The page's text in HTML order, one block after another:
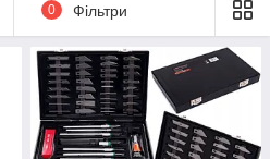
0 Фільтри